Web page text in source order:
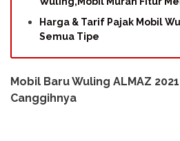
Harga & Tarif Pajak Mobil
Semua Tipe
Mobil Baru Wuling ALMAZ
Canggihnya